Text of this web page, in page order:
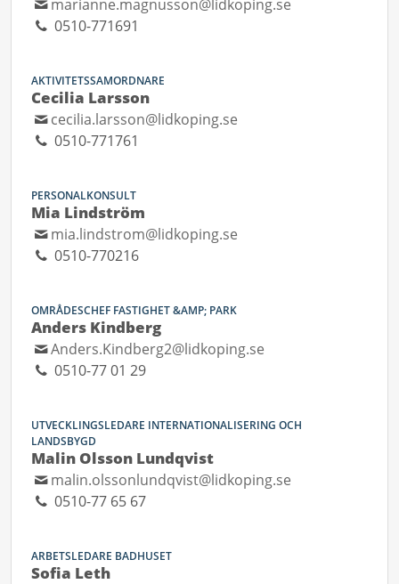
marianne.magnusson@lidkoping.se
0510-771691
AKTIVITETSSAMORDNARE
Cecilia Larsson
cecilia.larsson@lidkoping.se
0510-771761
PERSONALKONSULT
Mia Lindström
mia.lindstrom@lidkoping.se
0510-770216
OMRÅDESCHEF FASTIGHET &AMP; PARK
Anders Kindberg
Anders.Kindberg2@lidkoping.se
0510-77 01 29
UTVECKLINGSLEDARE INTERNATIONALISERING OCH
LANDSBYGD
Malin Olsson Lundqvist
malin.olssonlundqvist@lidkoping.se
0510-77 65 67
ARBETSLEDARE BADHUSET
Sofia Leth